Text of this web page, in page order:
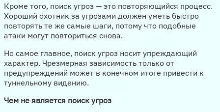
Кроме того, поиск угроз — это повторяющийся процесс.
Хороший охотник за угрозами должен уметь быстро
повторять те же самые шаги, потому что подобные
атаки могут повториться снова.
Но самое главное, поиск угроз носит упреждающий
характер. Чрезмерная зависимость только от
предупреждений может в конечном итоге привести к
туннельному видению.
Чем не является поиск угроз